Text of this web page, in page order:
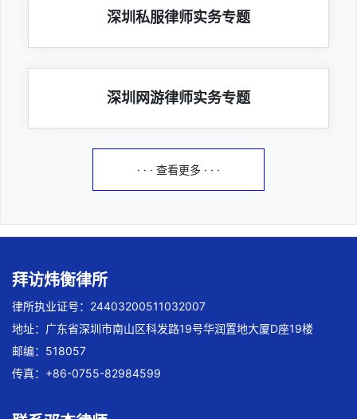
深圳私服律师实务专题
深圳网游律师实务专题
· · · 查看更多 · · ·
拜访炜衡律所
律所执业证号：24403200511032007
地址：广东省深圳市南山区科发路19号华润置地大厦D座19楼
邮编：518057
传真：+86-0755-82984599